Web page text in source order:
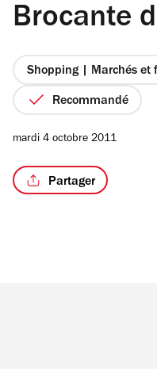
Brocante
Shopping | Marchés et
Recommandé
mardi 4 octobre 2011
Partager